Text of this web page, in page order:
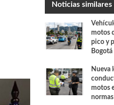
Noticias similares
motos
pico y
Bogotá
Nueva
motos